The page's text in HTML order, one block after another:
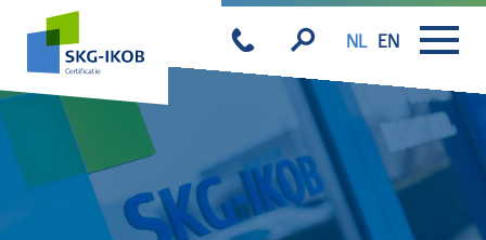
NL EN